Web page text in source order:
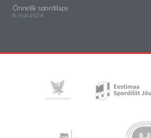
Õnnelik spordilaps
8. mai 2024